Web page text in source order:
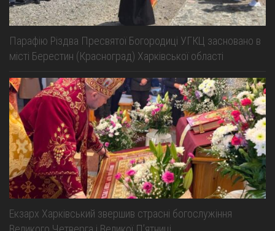
Парафію Різдва Пресвятої Богородиці УГКЦ засновано в
місті Берестин (Красноград) Харківської області
Екзарх Харківський звершив страсні богослужіння